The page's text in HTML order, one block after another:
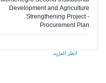
Development and Agriculture
Strengthening Project -
Procurement Plan
انظر المزيد